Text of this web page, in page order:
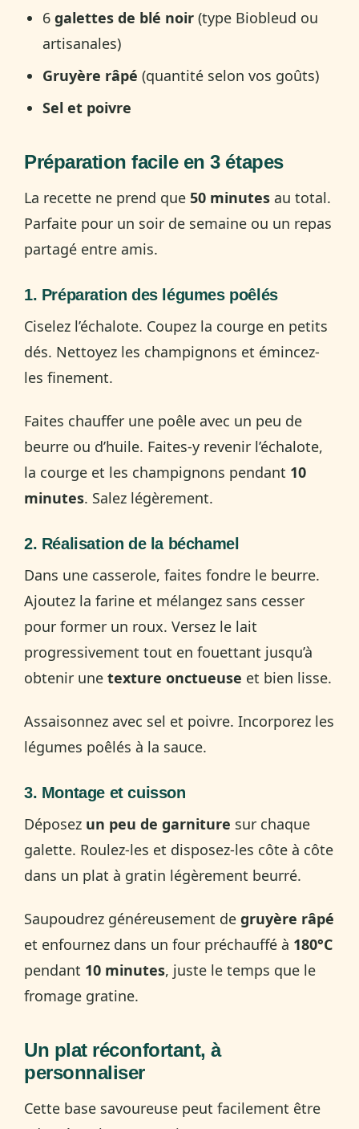
6galettes de blé noir (type Biobleud ou
artisanales)
Gruyère râpé (quantité selon vos goûts)
Sel et poivre
Préparation facile en 3 étapes
La recette ne prend que 50 minutes au total.
Parfaite pour un soir de semaine ou un repas
partagé entre amis.
1. Préparation des légumes poêlés
Ciselez l’échalote. Coupez la courge en petits
dés. Nettoyez les champignons et émincez-
les finement.
Faites chauffer une poêle avec un peu de
beurre ou d’huile. Faites-y revenir l’échalote,
la courge et les champignons pendant 10
minutes. Salez légèrement.
2. Réalisation de la béchamel
Dans une casserole, faites fondre le beurre.
Ajoutez la farine et mélangez sans cesser
pour former un roux. Versez le lait
progressivement tout en fouettant jusqu’à
obtenir une texture onctueuse et bien lisse.
Assaisonnez avec sel et poivre. Incorporez les
légumes poêlés à la sauce.
3. Montage et cuisson
Déposez un peu de garniture sur chaque
galette. Roulez-les et disposez-les côte à côte
dans un plat à gratin légèrement beurré.
Saupoudrez généreusement de gruyère râpé
et enfournez dans un four préchauffé à 180°C
pendant 10 minutes, juste le temps que le
fromage gratine.
Un plat réconfortant, à
personnaliser
Cette base savoureuse peut facilement être